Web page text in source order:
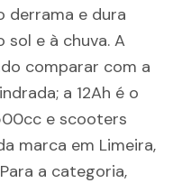
derrama e dura
e à chuva. A
comparar com a
a 12Ah é o
e scooters
marca em Limeira,
a categoria,